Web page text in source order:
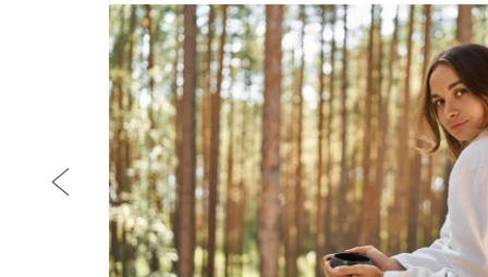
Предыдущий слайд